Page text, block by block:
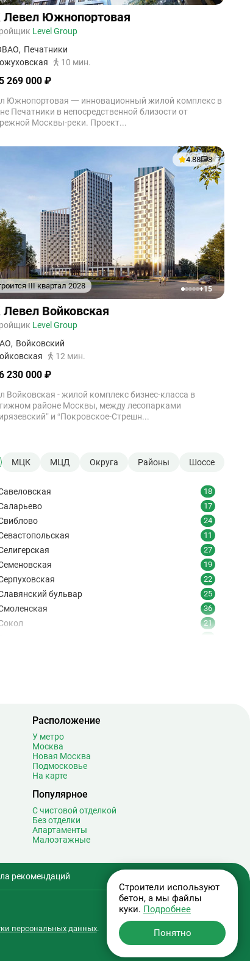
Южнопортовая
Level Group
, Печатники
10 мин.
269 000 ₽
Южнопортовая 一 инновационный жилой комплекс в
Печатники в непосредственной близости от
Москвы-реки. Проект...
III квартал 2028
4.88 8
12345+15
Войковская
Level Group
, Войковский
12 мин.
230 000 ₽
Войковская - жилой комплекс бизнес-класса в
районе Москвы, между лесопарками
и “Покровское-Стрешн...
МЦК МЦД Округа Районы Шоссе
18
17
24
11
27
19
22
бульвар 25
36
21
Строгино
Студенческая
Суворовская
Сухаревская
Тверская
Театральная
6
14
13
Расположение
У метро
Москва
Новая Москва
Подмосковье
На карте
Популярное
С чистовой отделкой
Без отделки
Апартаменты
Малоэтажные
рекомендаций
персональных данных.
Строители используют
бетон, а мы файлы
куки. Подробнее
Понятно